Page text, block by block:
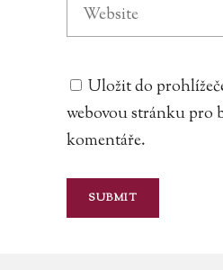
Uložit do
webovou stránku pro
komentáře.